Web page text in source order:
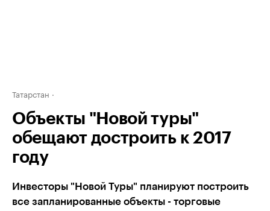
Татарстан
Объекты "Новой туры"
обещают достроить к 2017
году
Инвесторы "Новой Туры" планируют построить
все запланированные объекты - торговые